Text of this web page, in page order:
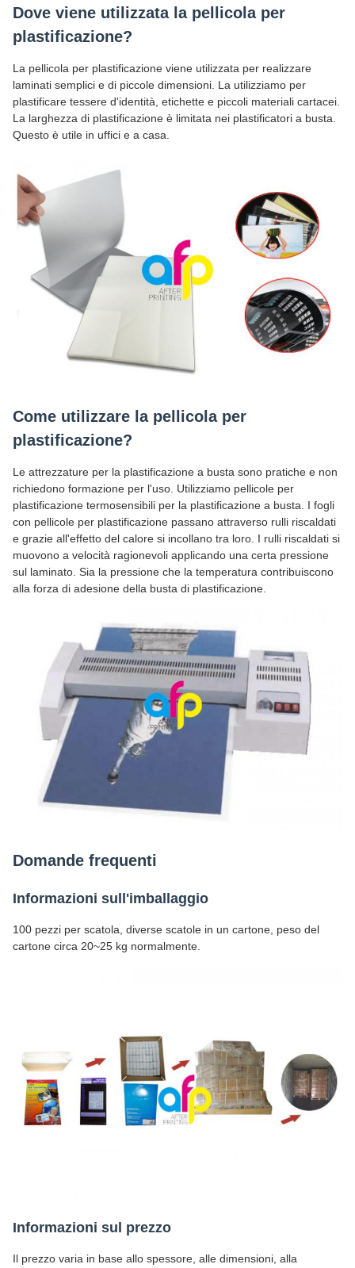
Dove viene utilizzata la pellicola per
plastificazione?
La pellicola per plastificazione viene utilizzata per realizzare
laminati semplici e di piccole dimensioni. La utilizziamo per
plastificare tessere d'identità, etichette e piccoli materiali cartacei.
La larghezza di plastificazione è limitata nei plastificatori a busta.
Questo è utile in uffici e a casa.
Come utilizzare la pellicola per
plastificazione?
Le attrezzature per la plastificazione a busta sono pratiche e non
richiedono formazione per l'uso. Utilizziamo pellicole per
plastificazione termosensibili per la plastificazione a busta. I fogli
con pellicole per plastificazione passano attraverso rulli riscaldati
e grazie all'effetto del calore si incollano tra loro. I rulli riscaldati si
muovono a velocità ragionevoli applicando una certa pressione
sul laminato. Sia la pressione che la temperatura contribuiscono
alla forza di adesione della busta di plastificazione.
Domande frequenti
Informazioni sull'imballaggio
100 pezzi per scatola, diverse scatole in un cartone, peso del
cartone circa 20~25 kg normalmente.
Informazioni sul prezzo
Il prezzo varia in base allo spessore, alle dimensioni, alla